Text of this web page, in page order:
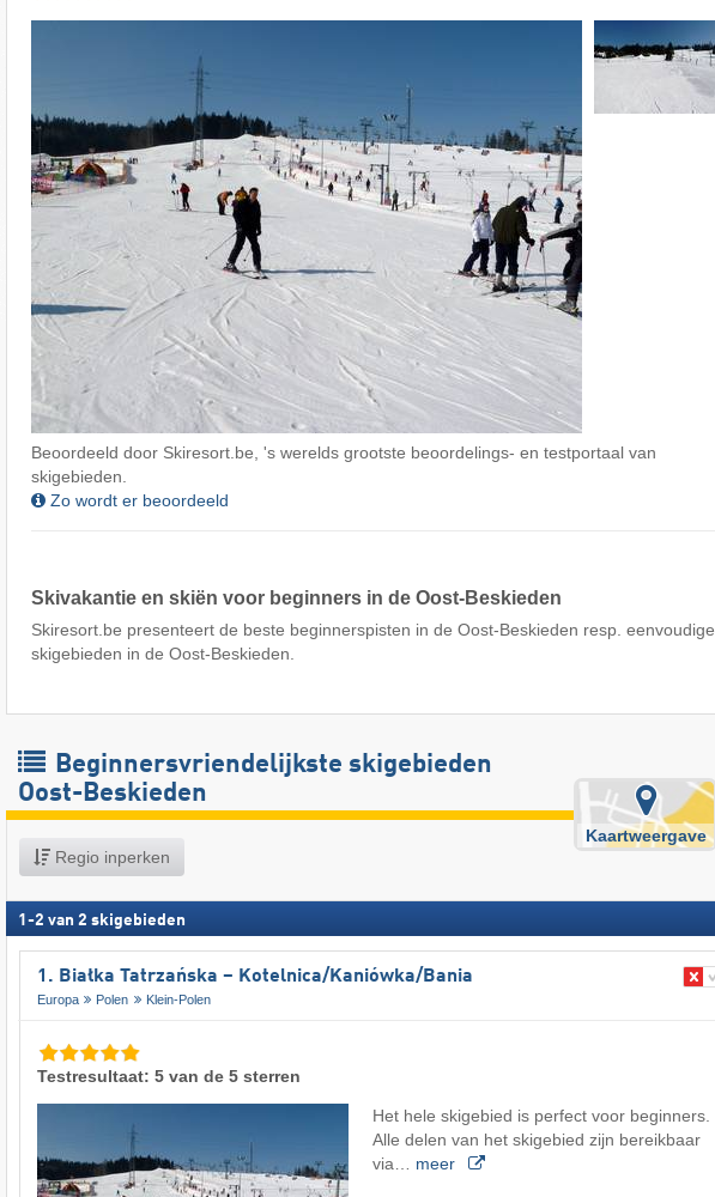
Beoordeeld door Skiresort.be, 's werelds grootste beoordelings- en testportaal van
skigebieden.
Zo wordt er beoordeeld
Skivakantie en skiën voor beginners in de Oost-Beskieden
Skiresort.be presenteert de beste beginnerspisten in de Oost-Beskieden resp. eenvoudige
skigebieden in de Oost-Beskieden.
Beginnersvriendelijkste skigebieden
Oost-Beskieden
Regio inperken
Kaartweergave
1 -2 van 2 skigebieden
1. Białka Tatrzańska – Kotelnica/​Kaniówka/​Bania
Europa Polen Klein-Polen
Testresultaat: 5 van de 5 sterren
Het hele skigebied is perfect voor beginners.
Alle delen van het skigebied zijn bereikbaar
via… meer